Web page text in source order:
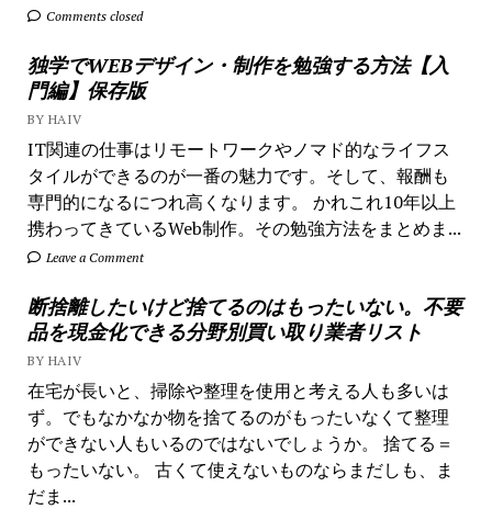
Comments closed
独学でWEBデザイン・制作を勉強する方法【入
門編】保存版
BY HAIV
IT関連の仕事はリモートワークやノマド的なライフス
タイルができるのが一番の魅力です。そして、報酬も
専門的になるにつれ高くなります。 かれこれ10年以上
携わってきているWeb制作。その勉強方法をまとめま...
Leave a Comment
断捨離したいけど捨てるのはもったいない。不要
品を現金化できる分野別買い取り業者リスト
BY HAIV
在宅が長いと、掃除や整理を使用と考える人も多いは
ず。でもなかなか物を捨てるのがもったいなくて整理
ができない人もいるのではないでしょうか。 捨てる＝
もったいない。 古くて使えないものならまだしも、ま
だま...